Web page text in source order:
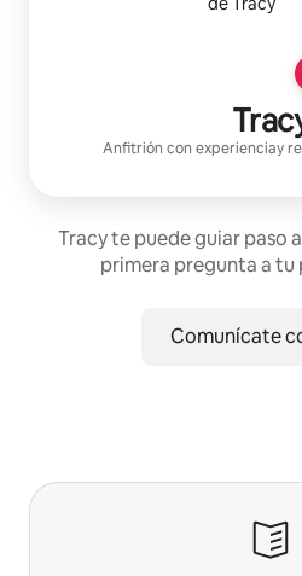
Anfitrión con experienciay
Tracy te puede guiar paso
primera pregunta a tu
Comunícate